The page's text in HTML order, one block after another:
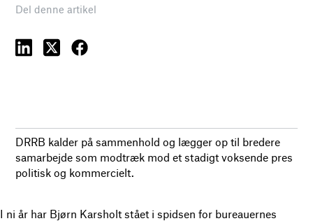
Del denne artikel
DRRB kalder på sammenhold og lægger op til bredere
samarbejde som modtræk mod et stadigt voksende pres
politisk og kommercielt.
I ni år har Bjørn Karsholt stået i spidsen for bureauernes